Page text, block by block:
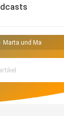
Marta und Maria: